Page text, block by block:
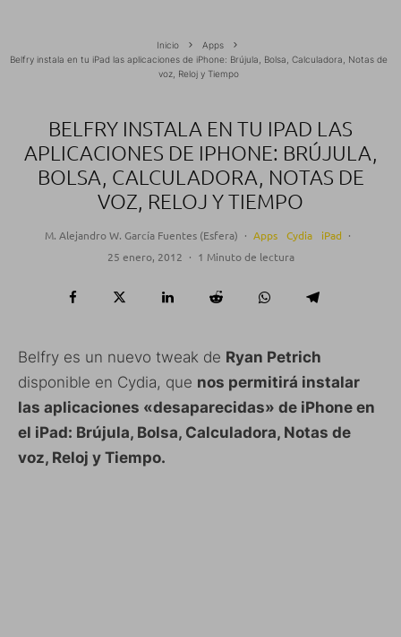
Inicio
Apps
Belfry instala en tu iPad las aplicaciones de iPhone: Brújula, Bolsa, Calculadora, Notas de
voz, Reloj y Tiempo
BELFRY INSTALA EN TU IPAD LAS
APLICACIONES DE IPHONE: BRÚJULA,
BOLSA, CALCULADORA, NOTAS DE
VOZ, RELOJ Y TIEMPO
M. Alejandro W. García Fuentes (Esfera) · Apps Cydia iPad ·
25 enero, 2012 · 1 Minuto de lectura
Belfry es un nuevo tweak de Ryan Petrich
disponible en Cydia, que nos permitirá instalar
las aplicaciones «desaparecidas» de iPhone en
el iPad: Brújula, Bolsa, Calculadora, Notas de
voz, Reloj y Tiempo.